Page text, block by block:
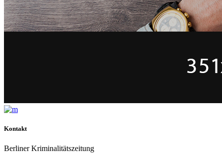
Kontakt
Berliner Kriminalitätszeitung